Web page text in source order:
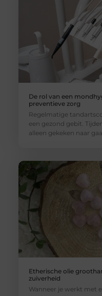
De rol van een
preventieve zorg
Regelmatige
een gezond gebit.
alleen gekeken naar
Etherische olie
zuiverheid
Wanneer je werkt met